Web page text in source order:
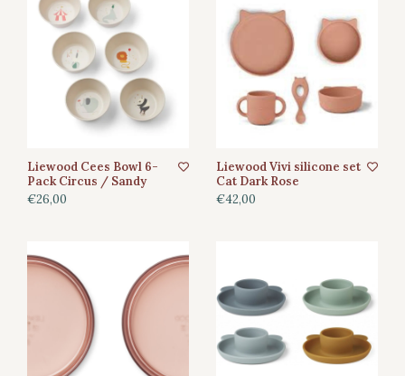
Liewood Cees Bowl 6-
Pack Circus / Sandy
€26,00
Liewood Vivi silicone set
Cat Dark Rose
€42,00